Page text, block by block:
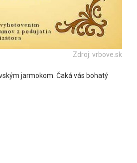
Zdroj: vrbove.sk
jarmokom. Čaká vás bohatý